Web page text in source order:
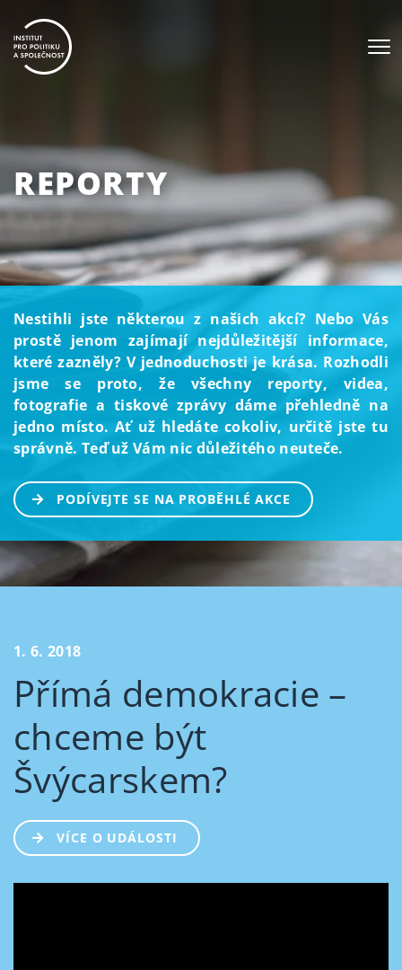
REPORTY
Nestihli jste některou z našich akcí? Nebo Vás
prostě jenom zajímají nejdůležitější informace,
které zazněly? V jednoduchosti je krása. Rozhodli
jsme se proto, že všechny reporty, videa,
fotografie a tiskové zprávy dáme přehledně na
jedno místo. Ať už hledáte cokoliv, určitě jste tu
správně. Teď už Vám nic důležitého neuteče.
PODÍVEJTE SE NA PROBĚHLÉ AKCE
1. 6. 2018
Přímá demokracie –
chceme být
Švýcarskem?
VÍCE O UDÁLOSTI